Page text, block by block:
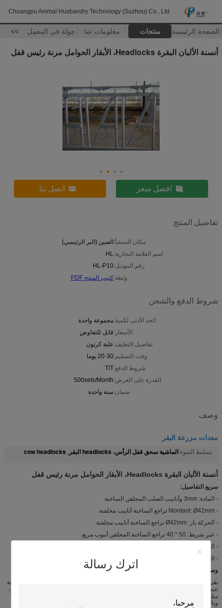
Chuangpu Animal Husbandry Technology (Suzhou) Co., Ltd.
الصفحة الرئيسية منتجات معلومات عنا جولة في المعمل >>
اترك رسالة
أنسنة الألبان البقرة Headlocks، الأبقار الحوامل مرنة رئيس قفل
افضل سعر اتصل بنا
تفاصيل المنتج
مكان المنشأ:الصين (البر الرئيسي)
اسم العلامة التجارية:HL
رقم الموديل:HL-P10
وثيقة:كتيب المنتج PDF
شروط الدفع والشحن
الحد الأدنى لكمية:مجموعة واحدة
الأسعار:قابل للتفاوض
تفاصيل التغليف:علبة كرتون
وقت التسليم:20-30 يوما
شروط الدفع:T/T
القدرة على العرض:500sets/Month
ضمان:سنة واحدة
وصف
معدات مزرعة البقر
تسليط الضوء:الماشية سحق قفل الرأس، headlocks البقر ,
cow headlocks
أنسنة الألبان البقرة Headlocks، الأبقار الحوامل مرنة رئيس قفل
سريع التفاصيل:
- المادة: 3mm وأنابيب الصلب المجلفن الساخنة
- Montant: Ø42mm تراجع الساخنة أنابيب مجلفنة.
- الحركة بار: Ø42mm تراجع الساخنة أنابيب مجلفنة.
- عبر شريط: 50 * 40 تراجع الساخنة المجلفن أنبوب مربع.
- المكونات: الحركة بار، Montant، Mantlet، المشبك، بولت ومحور دبوس الخ
- الفضاء التغذية: يعتمد على الأبقار العمر؛
وصف:
بقرة رئيس قفل يسهل الأبقار للحفاظ على الاستقرار، ولكنها مفتوحة بمرونة وعلى مقربة
عند الأبقار أقل رؤساء لاتخاذ الأعلاف. فهو يسهل البيطري للقيام بأنشطة منتظمة للأبقار،
وبالتالي الحد من كثافة اليد العاملة، وتحسين كفاءة العمل.